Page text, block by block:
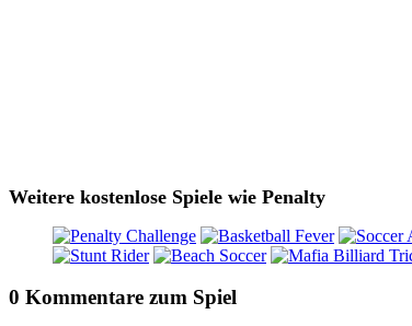
Weitere kostenlose Spiele wie Penalty
0 Kommentare zum Spiel